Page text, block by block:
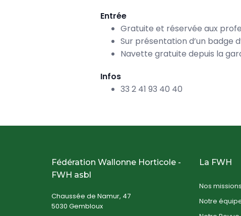
Entrée
Gratuite et réservée aux
Sur présentation d’un badge
Navette gratuite depuis la
Infos
33 2 41 93 40 40
Fédération Wallonne Horticole -
FWH asbl
Chaussée de Namur, 47
5030 Gembloux
La FWH
Nos missions
Notre